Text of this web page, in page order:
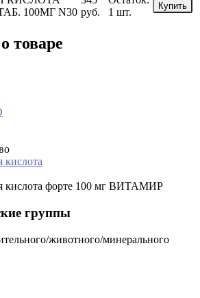
100МГ N30 руб.
1 шт.
Купить
товаре
кислота
кислота форте 100 мг ВИТАМИР
группы
животного/минерального